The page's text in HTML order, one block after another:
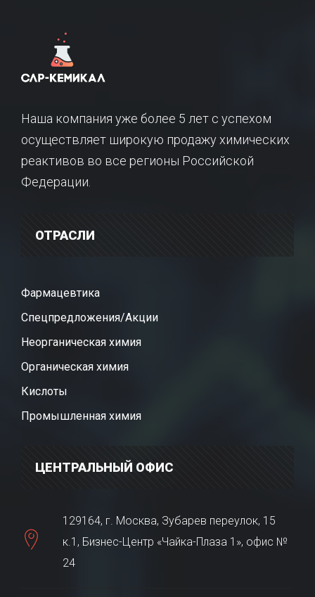
Наша компания уже более 5 лет с успехом
осуществляет широкую продажу химических
реактивов во все регионы Российской
Федерации.
ОТРАСЛИ
Фармацевтика
Спецпредложения/Акции
Неорганическая химия
Органическая химия
Кислоты
Промышленная химия
ЦЕНТРАЛЬНЫЙ ОФИС
129164, г. Москва, Зубарев переулок, 15
к.1, Бизнес-Центр «Чайка-Плаза 1», офис №
24